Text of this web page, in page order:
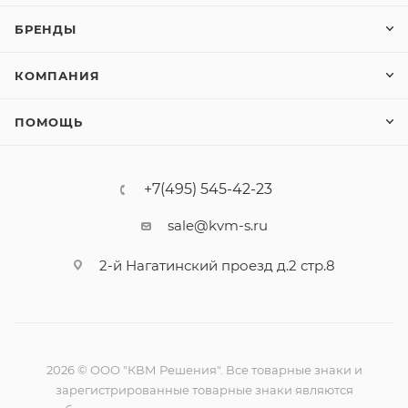
БРЕНДЫ
КОМПАНИЯ
ПОМОЩЬ
+7(495) 545-42-23
sale@kvm-s.ru
2-й Нагатинский проезд д.2 стр.8
2026 © ООО "КВМ Решения". Все товарные знаки и
зарегистрированные товарные знаки являются